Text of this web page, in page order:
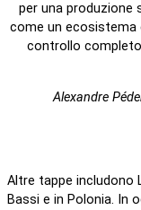
per una produzione
come un ecosistema
controllo
Alexandre
Altre tappe includono
Bassi e in Polonia. In